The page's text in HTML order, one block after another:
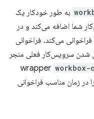
به طور خودکار یک
شما اضافه می‌کند و در
فراخوانی می‌کند. فراخوانی
شدن سرویس‌کار فعلی منجر
workbox-
زمان مناسب فراخوانی